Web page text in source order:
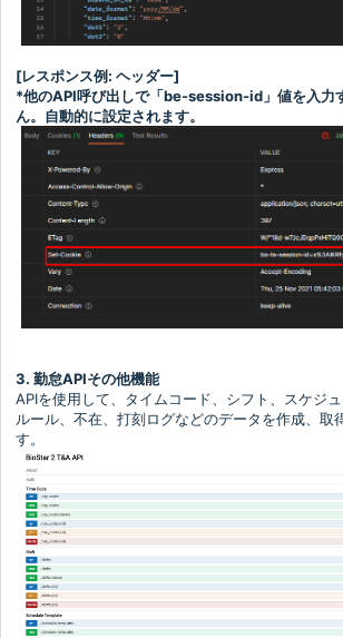
[レスポンス例: ヘッダー]
*他のAPI呼び出しで「be-session-id」値を入力
ん。自動的に設定されます。
3. 勤怠APIその他機能
APIを使用して、タイムコード、シフト、スケジュ
ルール、不在、打刻ログなどのデータを作成、取
す。